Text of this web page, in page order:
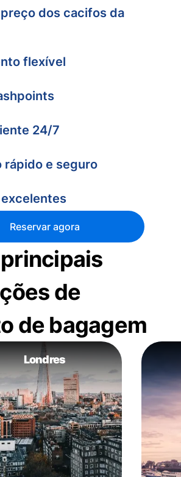
dos cacifos da
flexível
24/7
rápido e seguro
Reservar agora
de
de bagagem
Londres